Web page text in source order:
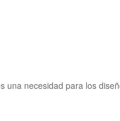
una necesidad para los